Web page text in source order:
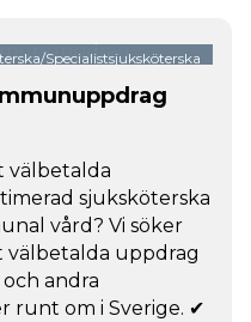
Specialistsjuksköterska
välbetalda
sjuksköterska
vård? Vi söker
välbetalda uppdrag
andra
runt om i Sverige. ✔